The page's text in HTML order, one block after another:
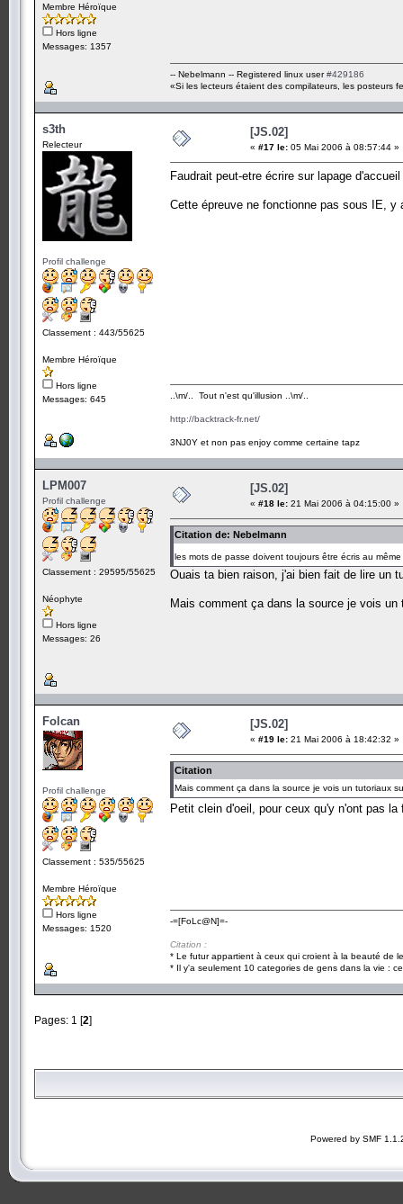
Membre Héroïque
Hors ligne
Messages: 1357
-- Nebelmann -- Registered linux user#429186
«Si les lecteurs étaient des compilateurs, les posteurs
s3th
Relecteur
Profil challenge
Classement : 443/55625
Membre Héroïque
Hors ligne
Messages: 645
[JS.02]
« #17 le: 05 Mai 2006 à 08:57:44 »
Faudrait peut-etre écrire sur lapage
Cette épreuve ne fonctionne pas sous IE,
..\m/.. Tout n'est qu'illusion ..\m/..
http://backtrack-fr.net/
3NJ0Y et non pas enjoy comme certaine tapz
LPM007
Profil challenge
Classement : 29595/55625
Néophyte
Hors ligne
Messages: 26
[JS.02]
« #18 le: 21 Mai 2006 à 04:15:00 »
Citation de: Nebelmann
les mots de passe doivent toujours être écris au
Ouais ta bien raison, j'ai bien fait de lire un
Mais comment ça dans la source je vois
Folcan
Profil challenge
Classement : 535/55625
Membre Héroïque
Hors ligne
Messages: 1520
[JS.02]
« #19 le: 21 Mai 2006 à 18:42:32 »
Citation
Mais comment ça dans la source je vois un tutoriaux
Petit clein d'oeil, pour ceux qu'y n'ont pas
-=[FoLc@N]=-
Citation :
* Le futur appartient à ceux qui croient à la beauté de
* Il y'a seulement 10 categories de gens dans la vie :
Pages: 1 [2]
Powered by SMF